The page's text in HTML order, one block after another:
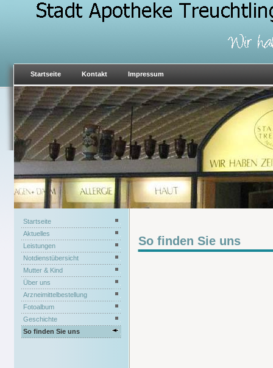
Startseite Kontakt Impressum
So finden Sie uns
Startseite
Aktuelles
Leistungen
Notdienstübersicht
Mutter & Kind
Über uns
Arzneimittelbestellung
Fotoalbum
Geschichte
So finden Sie uns